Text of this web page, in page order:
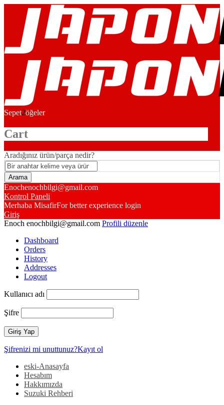
Sepet2öğeler
Cart
Aradığınız ürün/parça nedir?
Enochenochbilgi@gmail.com
Kontrol Paneli
Merhaba MisafirFor better experience login
Giriş
Enoch enochbilgi@gmail.com Profili düzenle
Dashboard
Orders
History
Addresses
Logout
Kullanıcı adı
Şifre
Şifrenizi mi unuttunuz?Kayıt ol
eski-Anasayfa
Hesabım
Hakkımızda
Suzuki Rehberi